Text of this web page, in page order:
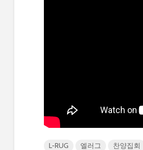
L-RUG 엘러그 찬양집회